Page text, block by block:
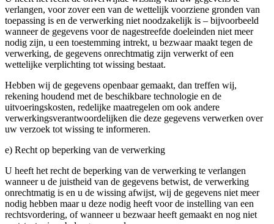
verlangen, voor zover een van de wettelijk voorziene gronden van
toepassing is en de verwerking niet noodzakelijk is – bijvoorbeeld
wanneer de gegevens voor de nagestreefde doeleinden niet meer
nodig zijn, u een toestemming intrekt, u bezwaar maakt tegen de
verwerking, de gegevens onrechtmatig zijn verwerkt of een
wettelijke verplichting tot wissing bestaat.
Hebben wij de gegevens openbaar gemaakt, dan treffen wij,
rekening houdend met de beschikbare technologie en de
uitvoeringskosten, redelijke maatregelen om ook andere
verwerkingsverantwoordelijken die deze gegevens verwerken over
uw verzoek tot wissing te informeren.
e) Recht op beperking van de verwerking
U heeft het recht de beperking van de verwerking te verlangen
wanneer u de juistheid van de gegevens betwist, de verwerking
onrechtmatig is en u de wissing afwijst, wij de gegevens niet meer
nodig hebben maar u deze nodig heeft voor de instelling van een
rechtsvordering, of wanneer u bezwaar heeft gemaakt en nog niet